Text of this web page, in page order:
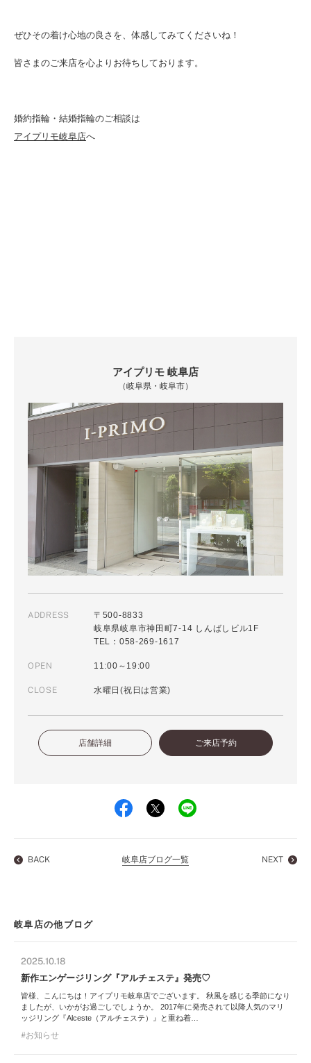
ぜひその着け心地の良さを、体感してみてくださいね！
皆さまのご来店を心よりお待ちしております。
婚約指輪・結婚指輪のご相談は
アイプリモ岐阜店へ
アイプリモ 岐阜店
（岐阜県・岐阜市）
ADDRESS
〒500-8833
岐阜県岐阜市神田町7-14 しんばしビル1F
TEL：058-269-1617
OPEN 11:00～19:00
CLOSE 水曜日(祝日は営業)
店舗詳細 ご来店予約
BACK 岐阜店ブログ一覧 NEXT
岐阜店の他ブログ
2025.10.18
新作エンゲージリング『アルチェステ』発売♡
皆様、こんにちは！アイプリモ岐阜店でございます。 秋風を感じる季節になり
ましたが、いかがお過ごしでしょうか。 2017年に発売されて以降人気のマリ
ッジリング『Alceste（アルチェステ）』と重ね着…
お知らせ